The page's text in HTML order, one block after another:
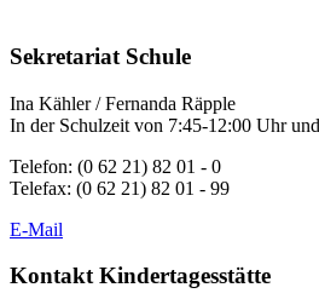
Sekretariat Schule
Ina Kähler / Fernanda Räpple
In der Schulzeit von 7:45-12:00 Uhr
Telefon: (0 62 21) 82 01 - 0
Telefax: (0 62 21) 82 01 - 99
E-Mail
Kontakt Kindertagesstätte